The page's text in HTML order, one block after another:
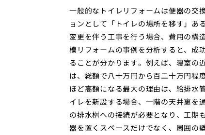
一般的なトイレリフォームは便器の交
ョンとして「トイレの場所を移す」あ
変更を伴う工事を行う場合、費用の構
模リフォームの事例を分析すると、成
ることが分かります。例えば、寝室の
は、総額で八十万円から百二十万円程
ほど高額になる最大の理由は、給排水
イレを新設する場合、一階の天井裏を
の排水桝への接続が必要となり、工期
器を置くスペースだけでなく、周囲の